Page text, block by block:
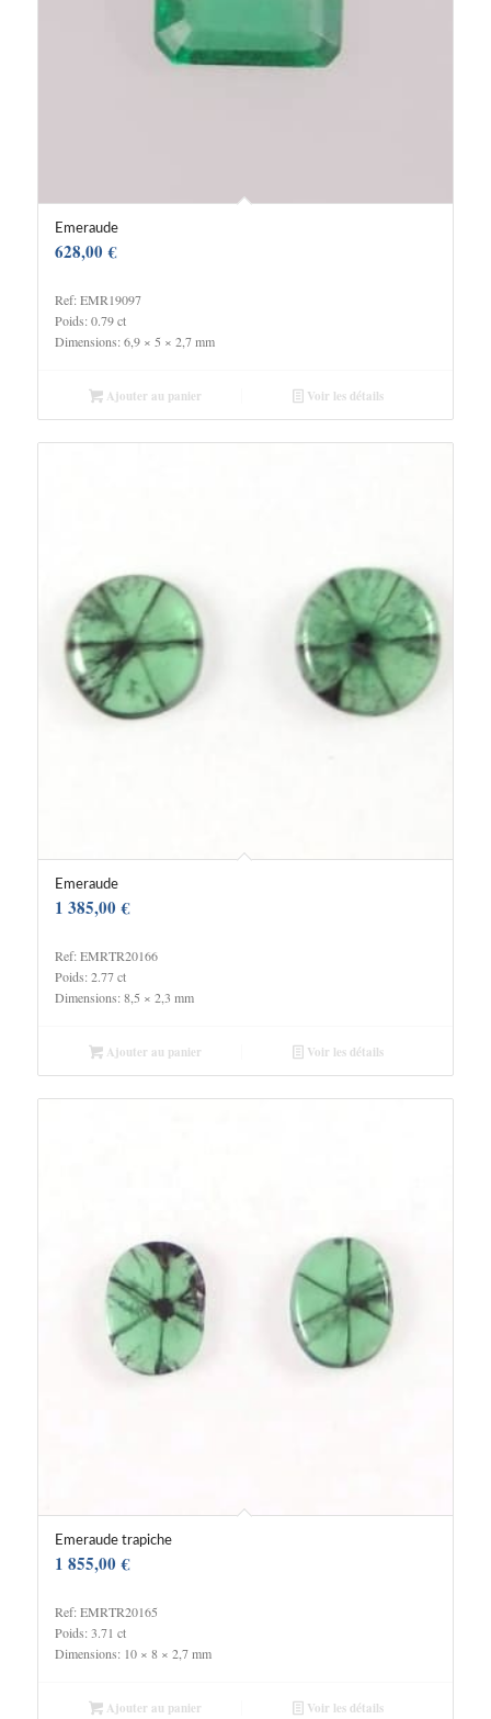
Emeraude
628,00€
Ref: EMR19097
Poids: 0.79 ct
Dimensions: 6,9 × 5 × 2,7 mm
Ajouter au panier Voir les détails
Emeraude
1 385,00€
Ref: EMRTR20166
Poids: 2.77 ct
Dimensions: 8,5 × 2,3 mm
Ajouter au panier Voir les détails
Emeraude trapiche
1 855,00€
Ref: EMRTR20165
Poids: 3.71 ct
Dimensions: 10 × 8 × 2,7 mm
Ajouter au panier Voir les détails